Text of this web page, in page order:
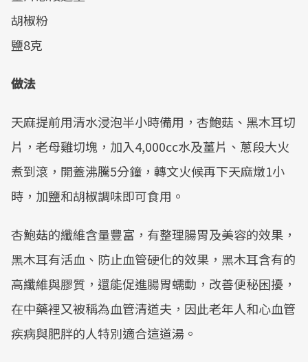
胡椒粉
鹽8克
做法
天麻提前用清水浸泡半小時備用，杏鮑菇、黑木耳切
片，老母雞切塊，加入4,000cc水及薑片、蔥段大火
煮到滾，開蓋沸騰5分鐘，轉文火候再下天麻燉1小
時，加鹽和胡椒調味即可食用。
杏鮑菇的纖維含量豐富，有整理腸胃及美容的效果，
黑木耳有活血、防止血管硬化的效果，黑木耳含有的
高纖維與膠質，還能促進腸胃蠕動，改善便秘困擾，
在中藥裡又被稱為血管清道夫，因此老年人和心血管
疾病與肥胖的人特別適合這道湯。